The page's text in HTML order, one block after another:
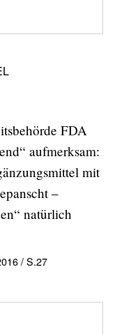
FDA
aufmerksam:
mit
–
natürlich
/ S.27